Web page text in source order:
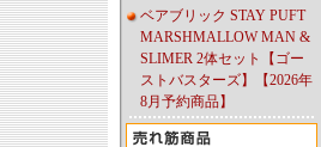
ベアブリック STAY PUFT
MARSHMALLOW MAN &
SLIMER 2体セット【ゴー
ストバスターズ】【2026年
8月予約商品】